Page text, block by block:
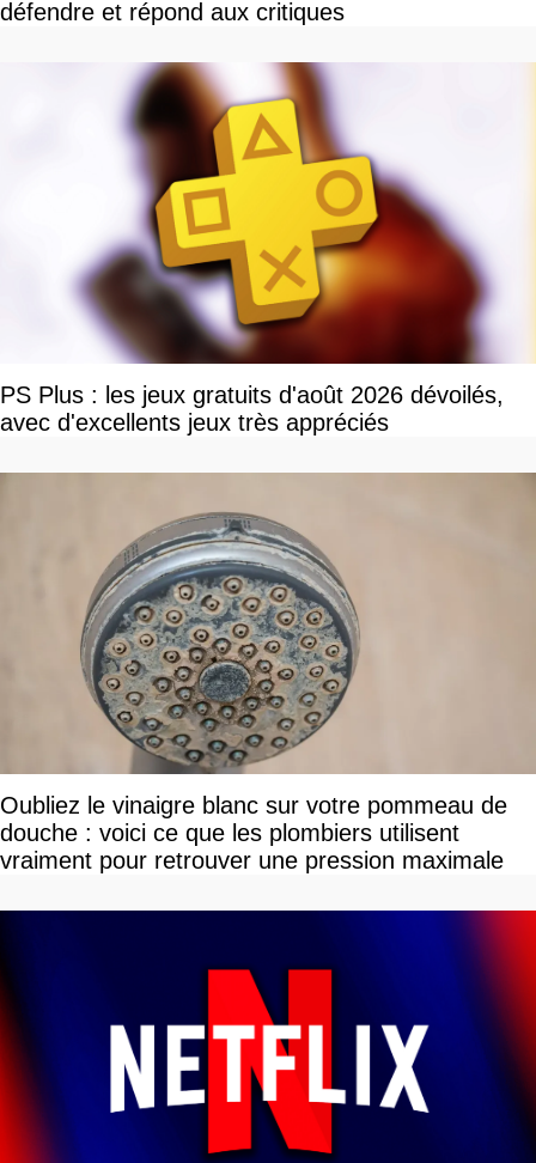
défendre et répond aux critiques
PS Plus : les jeux gratuits d'août 2026 dévoilés,
avec d'excellents jeux très appréciés
Oubliez le vinaigre blanc sur votre pommeau de
douche : voici ce que les plombiers utilisent
vraiment pour retrouver une pression maximale